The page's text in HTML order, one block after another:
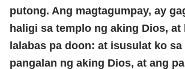
putong. Ang magtagumpay, ay
haligi sa templo ng aking Dios, at
lalabas pa doon: at isusulat ko sa
pangalan ng aking Dios, at ang